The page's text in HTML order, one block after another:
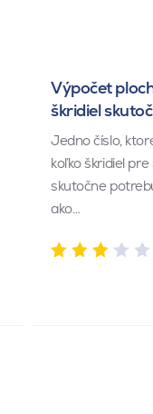
Výpočet
škridiel
Jedno číslo,
koľko škridiel
skutočne
ako…